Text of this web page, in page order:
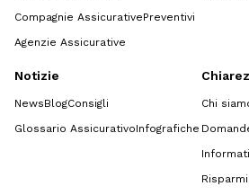
Compagnie AssicurativePreventivi
Agenzie Assicurative
Notizie
NewsBlogConsigli
Glossario AssicurativoInfografiche
Chi